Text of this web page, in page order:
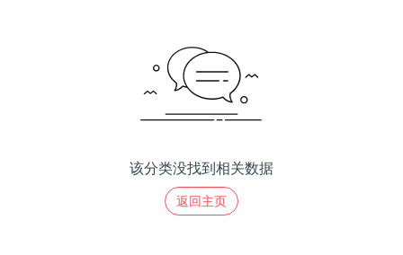
该分类没找到相关数据
返回主页